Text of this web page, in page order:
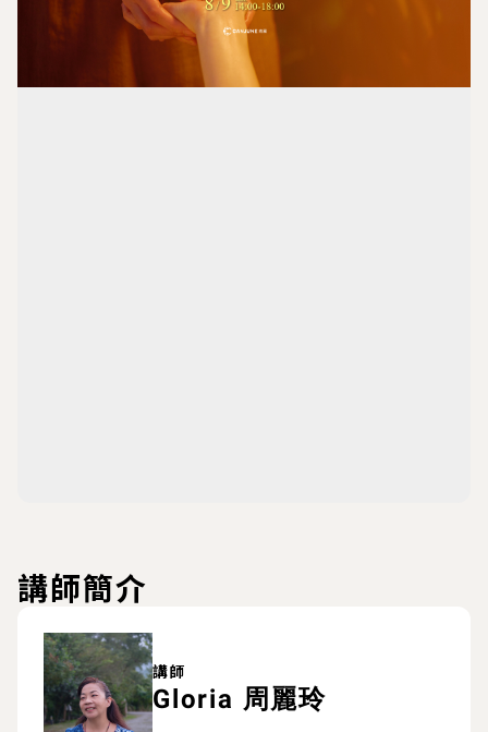
講師簡介
講師
Gloria 周麗玲